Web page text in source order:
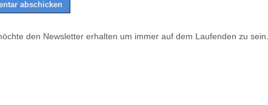
den Newsletter erhalten um immer auf dem Laufenden zu sein.